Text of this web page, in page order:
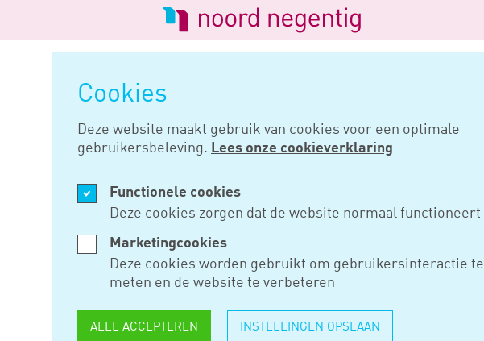
Cookies
Deze website maakt gebruik van cookies voor een optimale
gebruikersbeleving. Lees onze cookieverklaring
Functionele cookies
Deze cookies zorgen dat de website normaal functioneert
Marketingcookies
Deze cookies worden gebruikt om gebruikersinteractie te
meten en de website te verbeteren
ALLE ACCEPTEREN INSTELLINGEN OPSLAAN
Logo
van
Noord
Negentig
FEB 25, 2016
KOSTEN NIEUWE
PARKETVLOER
AFTREKBAAR